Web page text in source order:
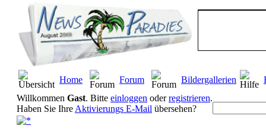
Home Forum Bildergallerien
Willkommen Gast. Bitte einloggen oderregistrieren.
Haben Sie Ihre Aktivierungs E-Mail übersehen?